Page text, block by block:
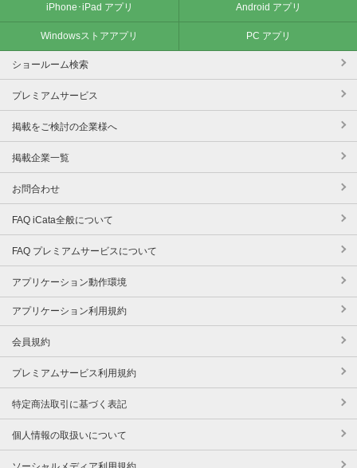
iPhone･iPad アプリ Android アプリ
Windowsストアアプリ PC アプリ
ショールーム検索
プレミアムサービス
掲載をご検討の企業様へ
掲載企業一覧
お問合わせ
FAQ iCata全般について
FAQ プレミアムサービスについて
アプリケーション動作環境
アプリケーション利用規約
会員規約
プレミアムサービス利用規約
特定商法取引に基づく表記
個人情報の取扱いについて